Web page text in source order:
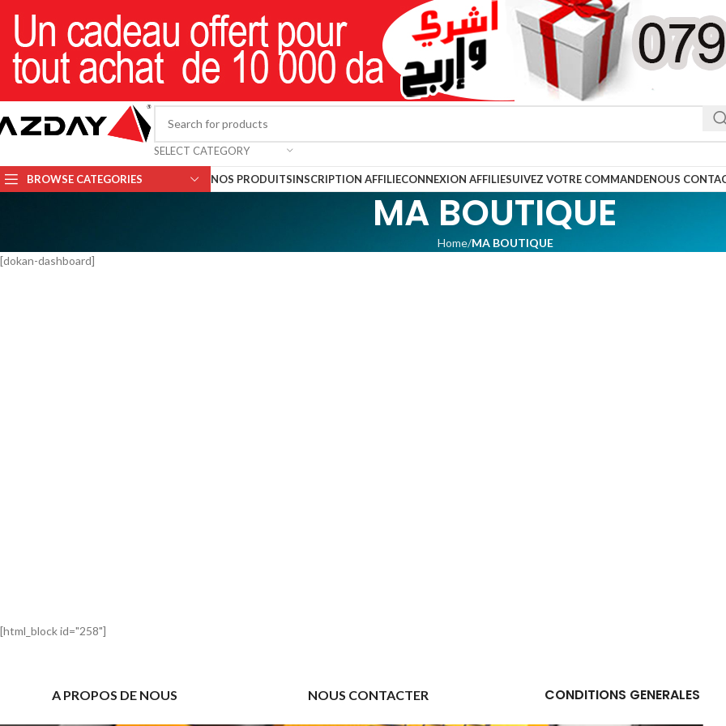
SELECT CATEGORY
BROWSE CATEGORIES NOS PRODUITSINSCRIPTION AFFILIECONNEXION AFFILIESUIVEZ VOTRE COMMANDENOUS
MA BOUTIQUE
Home MA BOUTIQUE
[dokan-dashboard]
[html_block id="258"]
A PROPOS DE NOUS NOUS CONTACTER CONDITIONS GENERALES